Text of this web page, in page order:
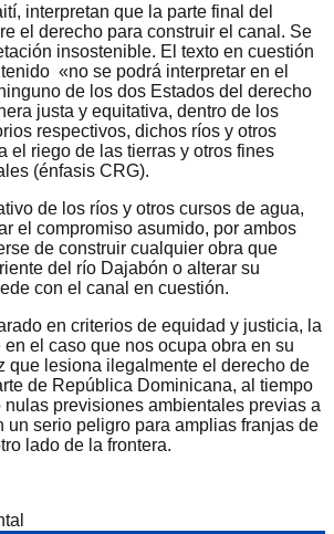
interpretan que la parte final del
el derecho para construir el canal. Se
insostenible. El texto en cuestión
«no se podrá interpretar en el
de los dos Estados del derecho
justa y equitativa, dentro de los
respectivos, dichos ríos y otros
el riego de las tierras y otros fines
(énfasis CRG).
de los ríos y otros cursos de agua,
el compromiso asumido, por ambos
de construir cualquier obra que
del río Dajabón o alterar su
con el canal en cuestión.
en criterios de equidad y justicia, la
el caso que nos ocupa obra en su
que lesiona ilegalmente el derecho de
de República Dominicana, al tiempo
previsiones ambientales previas a
un serio peligro para amplias franjas de
lado de la frontera.